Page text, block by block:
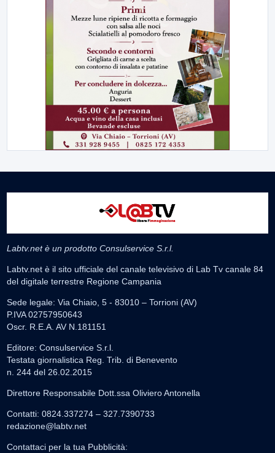
Labtv.net è un prodotto Consulservice S.r.l.
Labtv.net è il sito ufficiale del canale televisivo di Lab Tv canale 84
del digitale terrestre Regione Campania
Sede legale: Via Chiaio, 5 - 83010 – Torrioni (AV)
P.IVA 02757950643
Oscr. R.E.A. AV N.181151
Editore: Consulservice S.r.l.
Testata giornalistica Reg. Trib. di Benevento
n. 244 del 26.02.2015
Direttore Responsabile Dott.ssa Oliviero Antonella
Contatti: 0824.337274 – 327.7390733
redazione@labtv.net
Contattaci per la tua Pubblicità: